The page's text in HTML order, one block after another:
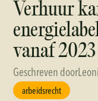
Verhuur
vanaf 2023
Geschreven door
arbeidsrecht